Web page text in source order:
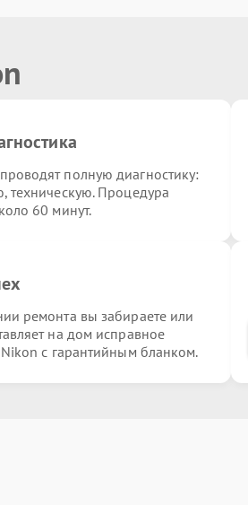
полную диагностику:
техническую. Процедура
60 минут.
ремонта вы забираете или
на дом исправное
Nikon с гарантийным бланком.